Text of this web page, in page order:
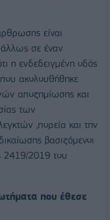
είναι
άλλως σε έναν
η ενδεδειγμένη οδός
ακολουθήθηκε
αποζημίωσης και
των
,πορεία και την
βασιζόμενοι
2419/2019 του
που έθεσε